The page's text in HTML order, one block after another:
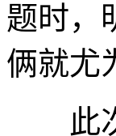
题时，
俩就尤
此次